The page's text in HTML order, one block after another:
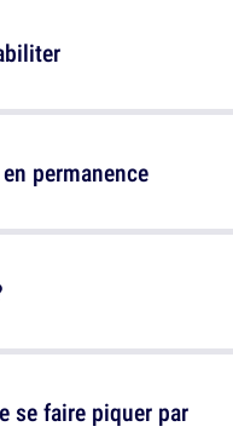
permanence
se faire piquer par